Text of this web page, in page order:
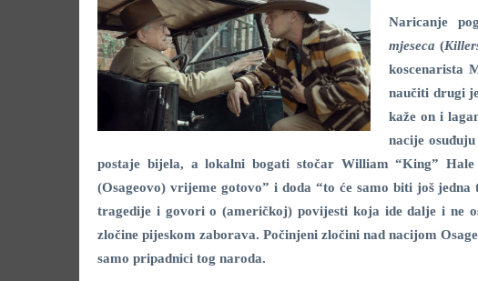
Naricanje
mjeseca (
koscenarista
naučiti drugi
kaže on i
nacije
postaje bijela, a lokalni bogati stočar William “King”
(Osageovo) vrijeme gotovo” i doda “to će samo biti još jedna
tragedije i govori o (američkoj) povijesti koja ide dalje i ne
zločine pijeskom zaborava. Počinjeni zločini nad nacijom
samo pripadnici tog naroda.